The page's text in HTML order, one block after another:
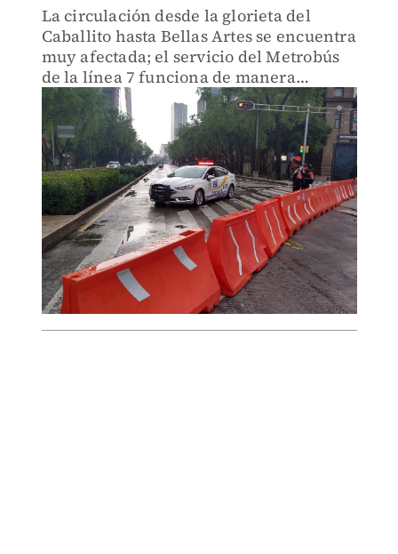
La circulación desde la glorieta del
Caballito hasta Bellas Artes se encuentra
muy afectada; el servicio del Metrobús
de la línea 7 funciona de manera
parcial, mientras el servicio de
Buenavista a Bellas Artes, en la línea 4,
fue interrumpido.